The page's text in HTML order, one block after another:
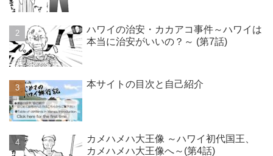
ハワイの治安・カカアコ事件～ハワイは
本当に治安がいいの？～ (第7話)
本サイトの目次と自己紹介
カメハメハ大王像 ～ハワイ初代国王、
カメハメハ大王像へ～(第4話)